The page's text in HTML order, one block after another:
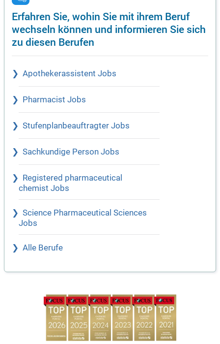
Erfahren Sie, wohin Sie mit ihrem Beruf
wechseln können und informieren Sie sich
zu diesen Berufen
Apothekerassistent Jobs
Pharmacist Jobs
Stufenplanbeauftragter Jobs
Sachkundige Person Jobs
Registered pharmaceutical
chemist Jobs
Science Pharmaceutical Sciences
Jobs
Alle Berufe